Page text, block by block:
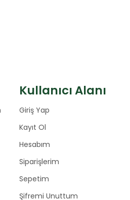
Kullanıcı Alanı
Giriş Yap
Kayıt Ol
Hesabım
Siparişlerim
Sepetim
Şifremi Unuttum